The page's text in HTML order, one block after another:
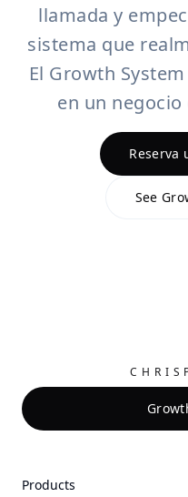
llamada y
sistema que
El Growth
en un
Reserva
See
Products